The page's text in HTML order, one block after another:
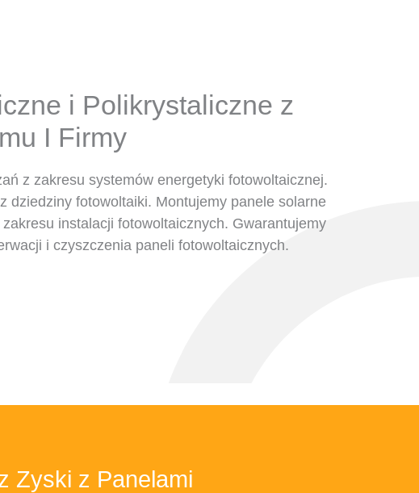
i Polikrystaliczne z
I Firmy
z zakresu systemów energetyki fotowoltaicznej.
dziedziny fotowoltaiki. Montujemy panele solarne
instalacji fotowoltaicznych. Gwarantujemy
i czyszczenia paneli fotowoltaicznych.
Zyski z Panelami